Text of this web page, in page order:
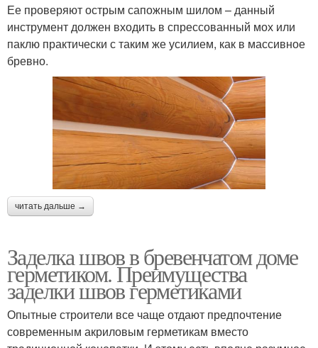
Ее проверяют острым сапожным шилом – данный
инструмент должен входить в спрессованный мох или
паклю практически с таким же усилием, как в массивное
бревно.
читать дальше →
Заделка швов в бревенчатом доме
герметиком. Преимущества
заделки швов герметиками
Опытные строители все чаще отдают предпочтение
современным акриловым герметикам вместо